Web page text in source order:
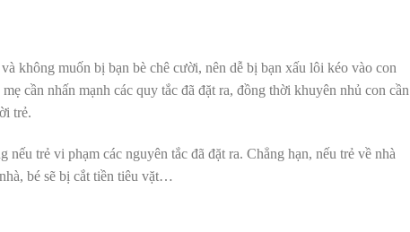
không muốn bị bạn bè chê cười, nên dễ bị bạn xấu lôi kéo vào con
cần nhấn mạnh các quy tắc đã đặt ra, đồng thời khuyên nhủ con cần
trẻ.
trẻ vi phạm các nguyên tắc đã đặt ra. Chẳng hạn, nếu trẻ về nhà
bé sẽ bị cắt tiền tiêu vặt…